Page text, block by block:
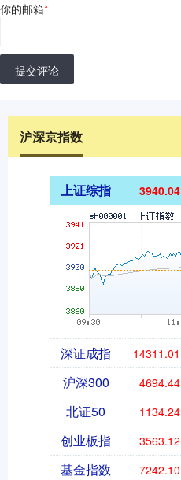
你的邮箱*
提交评论
沪深京指数
上证综指 3940.04
深证成指 14311.01
沪深300 4694.44
北证50 1134.24
创业板指 3563.12
基金指数 7242.10